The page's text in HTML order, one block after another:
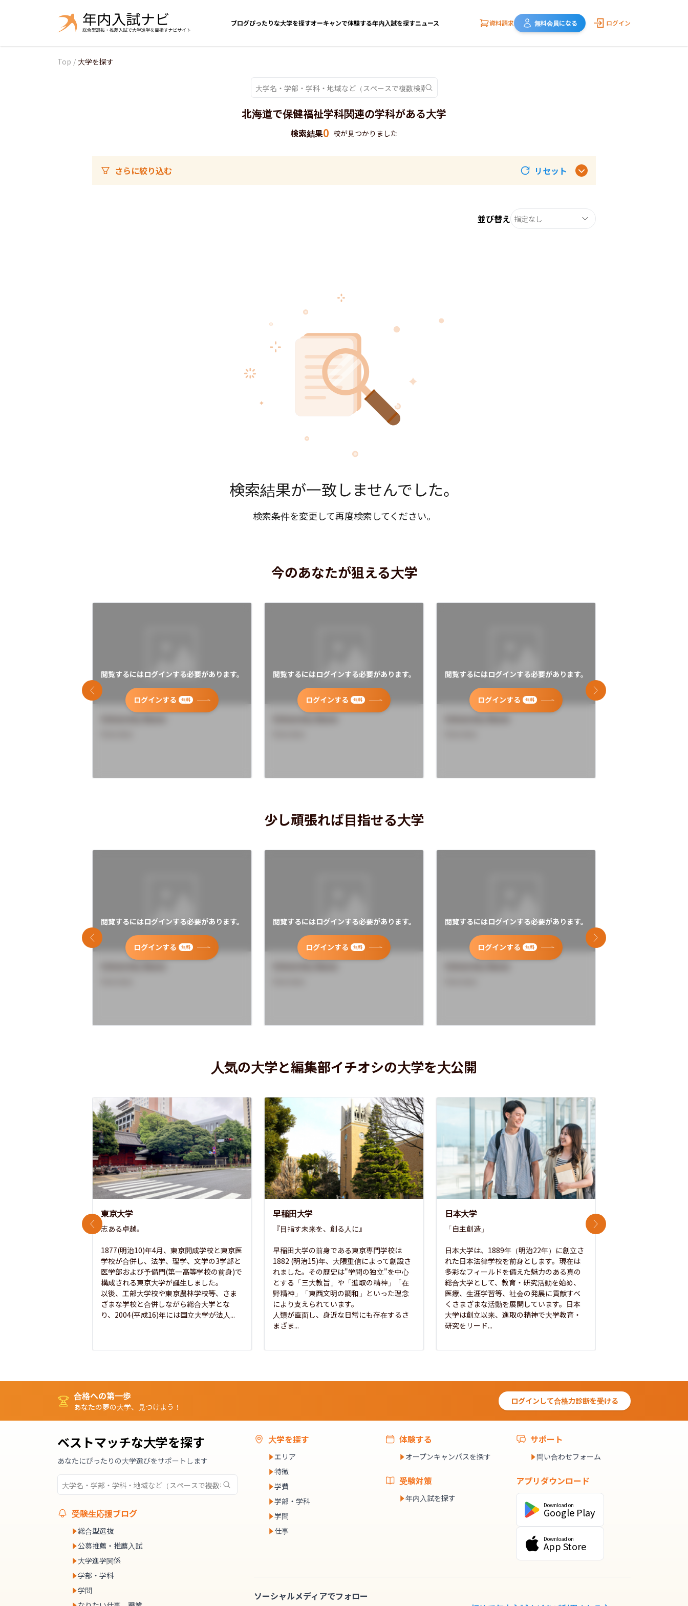
ブログぴったりな大学を探すオーキャンで体験する年内入試を探すニュース 資料請求 無料会員になる ログイン
Top / 大学を探す
北海道で保健福祉学科関連の学科がある大学
検索結果0 校が見つかりました
さらに絞り込む リセット
並び替え 指定なし
検索結果が一致しませんでした。
検索条件を変更して再度検索してください。
今のあなたが狙える大学
閲覧するにはログインする必要があります。
ログインする 無料
閲覧するにはログインする必要があります。
ログインする 無料
閲覧するにはログインする必要があります。
ログインする 無料
前のスライド 次のスライド
少し頑張れば目指せる大学
閲覧するにはログインする必要があります。
ログインする 無料
閲覧するにはログインする必要があります。
ログインする 無料
閲覧するにはログインする必要があります。
ログインする 無料
前のスライド 次のスライド
人気の大学と編集部イチオシの大学を大公開
東京大学
志ある卓越。
1877(明治10)年4月、東京開成学校と東京医
学校が合併し、法学、理学、文学の3学部と
医学部および予備門(第一高等学校の前身)で
構成される東京大学が誕生しました。
以後、工部大学校や東京農林学校等、さま
ざまな学校と合併しながら総合大学とな
り、2004(平成16)年には国立大学が法人...
早稲田大学
『目指す未来を、創る人に』
早稲田大学の前身である東京専門学校は
1882 (明治15)年、大隈重信によって創設さ
れました。その歴史は"学問の独立"を中心
とする「三大教旨」や「進取の精神」「在
野精神」「東西文明の調和」といった理念
により支えられています。
人類が直面し、身近な日常にも存在するさ
まざま...
日本大学
「自主創造」
日本大学は、1889年（明治22年）に創立さ
れた日本法律学校を前身とします。現在は
多彩なフィールドを備えた魅力のある真の
総合大学として、教育・研究活動を始め、
医療、生涯学習等、社会の発展に貢献すべ
くさまざまな活動を展開しています。日本
大学は創立以来、進取の精神で大学教育・
研究をリード...
前のスライド 次のスライド
合格への第一歩
あなたの夢の大学、見つけよう！
ログインして合格力診断を受ける
ベストマッチな大学を探す
あなたにぴったりの大学選びをサポートします
受験生応援ブログ
総合型選抜
公募推薦・推薦入試
大学進学関係
学部・学科
学問
大学を探す
エリア
特徴
学費
学部・学科
学問
仕事
体験する
オープンキャンパスを探す
受験対策
年内入試を探す
サポート
問い合わせフォーム
アプリダウンロード
Download on
Google Play
Download on
App Store
ソーシャルメディアでフォロー